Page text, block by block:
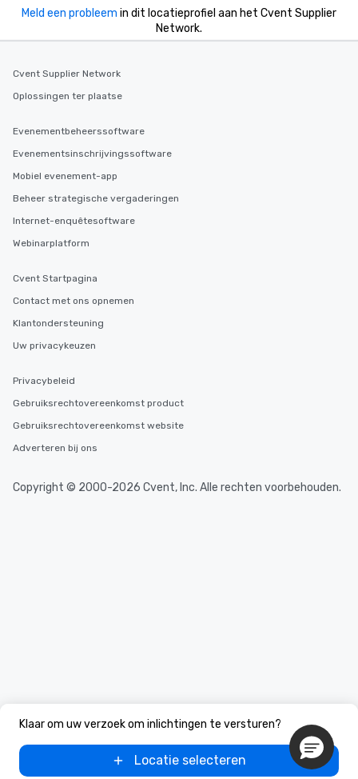
Klaar om uw verzoek om inlichtingen te versturen?
Locatie selecteren
Meld een probleem in dit locatieprofiel aan het Cvent Supplier
Network.
Cvent Supplier Network
Oplossingen ter plaatse
Evenementbeheerssoftware
Evenementsinschrijvingssoftware
Mobiel evenement-app
Beheer strategische vergaderingen
Internet-enquêtesoftware
Webinarplatform
Cvent Startpagina
Contact met ons opnemen
Klantondersteuning
Uw privacykeuzen
Privacybeleid
Gebruiksrechtovereenkomst product
Gebruiksrechtovereenkomst website
Adverteren bij ons
Copyright © 2000-2026 Cvent, Inc. Alle rechten voorbehouden.